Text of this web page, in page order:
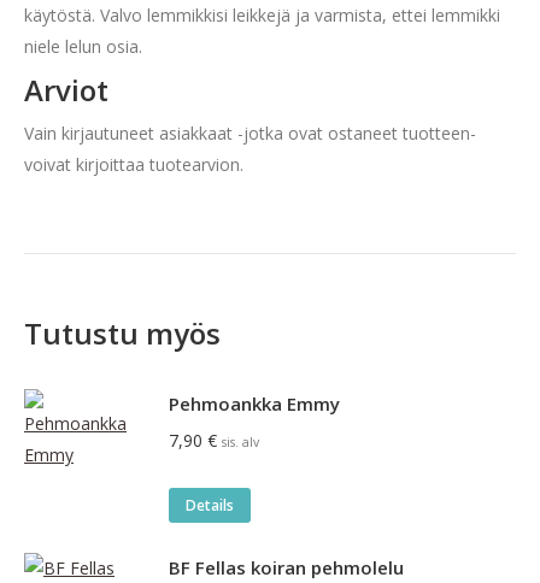
käytöstä. Valvo lemmikkisi leikkejä ja varmista, ettei lemmikki
niele lelun osia.
Arviot
Vain kirjautuneet asiakkaat -jotka ovat ostaneet tuotteen-
voivat kirjoittaa tuotearvion.
Tutustu myös
Pehmoankka Emmy
7,90 € sis. alv
Details
BF Fellas koiran pehmolelu